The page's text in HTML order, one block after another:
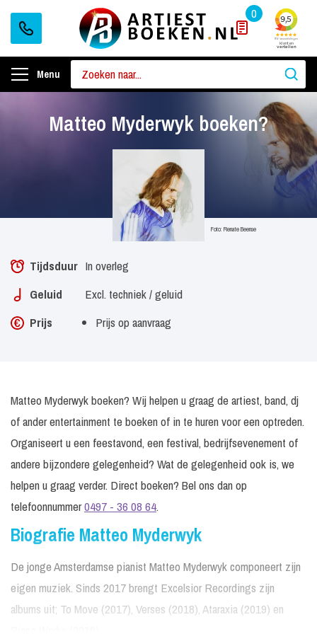
0
Menu
Matteo Myderwyk boeken?
Foto: Renate Beense
Tijdsduur In overleg
Geluid
Excl. techniek / geluid
Prijs
Prijs op aanvraag
Matteo Myderwyk boeken? Wij helpen u graag de artiest, band, dj
of ander entertainment te boeken of in te huren voor een optreden.
Organiseert u een feestavond, een festival, bedrijfsevenement of
andere bijzondere gelegenheid? Wat de gelegenheid ook is, we
helpen u graag verder. Direct boeken? Bel ons dan op
telefoonnummer0497 - 36 08 64.
Biografie Matteo Myderwyk
De jonge Amsterdamse pianist Matteo Myderwyk componeert zijn
eigen muziek. Sinds 2017 brengt Excelsior Recordings zijn
albums uit; To Move (2017), Verses (2018), Ataraxia (2019) en